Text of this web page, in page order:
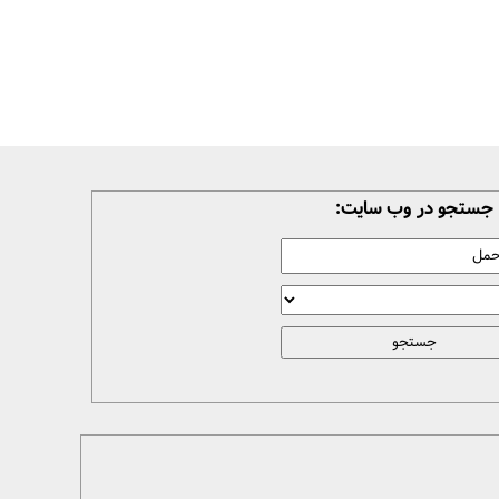
جستجو در وب سایت: